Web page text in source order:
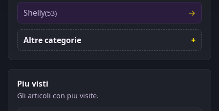
Shelly(53)
Altre categorie
Piu visti
Gli articoli con piu visite.